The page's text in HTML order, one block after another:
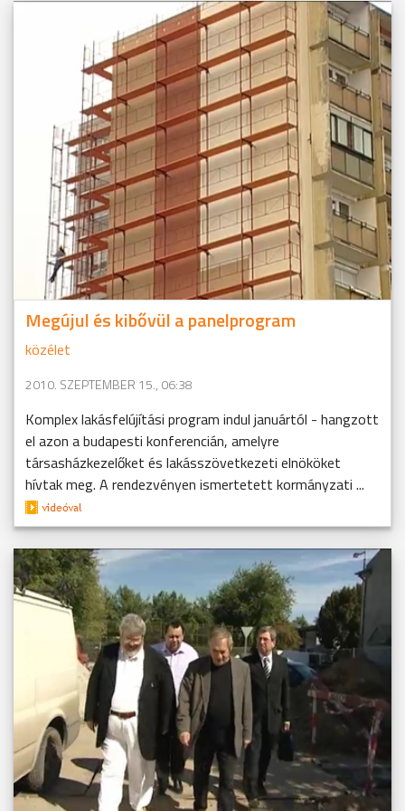
Megújul és kibővül a panelprogram
közélet
2010. SZEPTEMBER 15., 06:38
Komplex lakásfelújítási program indul januártól - hangzott
el azon a budapesti konferencián, amelyre
társasházkezelőket és lakásszövetkezeti elnököket
hívtak meg. A rendezvényen ismertetett kormányzati ...